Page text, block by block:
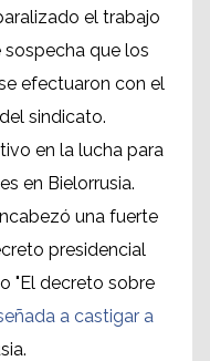
el trabajo
sospecha que los
efectuaron con el
sindicato.
en la lucha para
en Bielorrusia.
una fuerte
presidencial
"El decreto sobre
a castigar a